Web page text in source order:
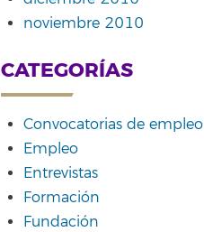
noviembre 2010
CATEGORÍAS
Convocatorias de empleo
Empleo
Entrevistas
Formación
Fundación